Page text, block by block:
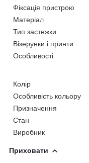
Фіксація пристрою
Матеріал
Тип застежки
Візерунки і принти
Особливості
Колір
Особливість кольору
Призначення
Стан
Виробник
Приховати